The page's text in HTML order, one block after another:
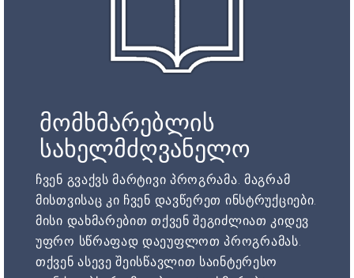
მომხმარებლის
სახელმძღვანელო
ჩვენ გვაქვს მარტივი პროგრამა. მაგრამ
მისთვისაც კი ჩვენ დავწერეთ ინსტრუქციები.
მისი დახმარებით თქვენ შეგიძლიათ კიდევ
უფრო სწრაფად დაეუფლოთ პროგრამას.
თქვენ ასევე შეისწავლით საინტერესო